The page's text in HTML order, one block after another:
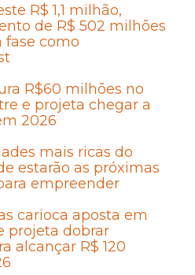
R$ 1,1 milhão,
de R$ 502 milhões
fase como
R$60 milhões no
e projeta chegar a
2026
mais ricas do
estarão as próximas
empreender
carioca aposta em
projeta dobrar
alcançar R$ 120